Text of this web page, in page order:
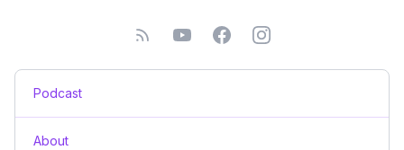
Podcast
About